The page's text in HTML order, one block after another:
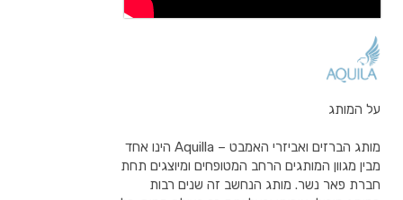
על המותג
מותג הברזים ואביזרי האמבט – Aquilla הינו אחד
מבין מגוון המותגים הרחב המטופחים ומיוצגים תחת
חברת פאר נשר. מותג הנחשב זה שנים רבות